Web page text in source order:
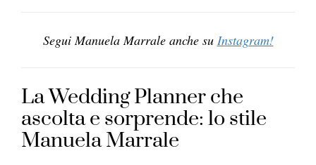
Segui Manuela Marrale anche su Instagram!
La Wedding Planner che
ascolta e sorprende: lo stile
Manuela Marrale